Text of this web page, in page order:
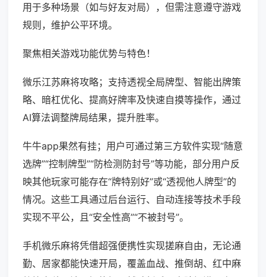
用于多种场景（如与好友对局），但需注意遵守游戏
规则，维护公平环境。
聚焦相关游戏功能优势与特色！
微乐江苏麻将攻略；支持透视全局牌型、智能出牌策
略、暗杠优化、提高好牌率及快速自摸等操作，通过
AI算法调整牌局结果，提升胜率。
牛牛app果然有挂；用户可通过第三方软件实现“随意
选牌”“控制牌型”“防检测防封号”等功能，部分用户反
映其他玩家可能存在“牌特别好”或“透视他人牌型”的
情况。这些工具通过后台运行、自动连接等技术手段
实现不平公，且“安全性高”“不被封号”。
手机微乐麻将凭借超强便携性实现搓麻自由，无论通
勤、居家都能快速开局，覆盖血战、推倒胡、红中麻